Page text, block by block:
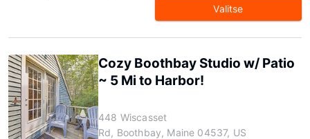
Valitse
Cozy Boothbay Studio w/ Patio
~ 5 Mi to Harbor!
448 Wiscasset
Rd, Boothbay, Maine 04537, US